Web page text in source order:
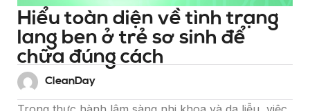
Hiểu toàn diện về tình trạng
lang ben ở trẻ sơ sinh để
chữa đúng cách
CleanDay